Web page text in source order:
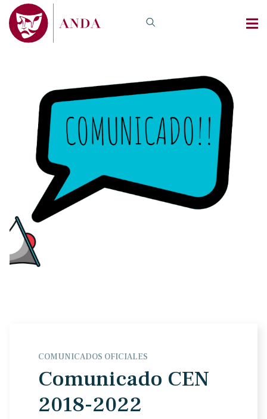
COMUNICADOS OFICIALES
Comunicado CEN
2018-2022